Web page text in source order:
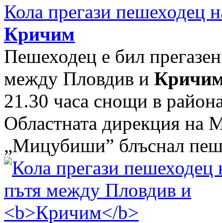
Кола прегази пешеходец
Кричим
Пешеходец е бил
между Пловдив и
21.30 часа снощи в
Областната дирекция
„Мицубиши” блъснал